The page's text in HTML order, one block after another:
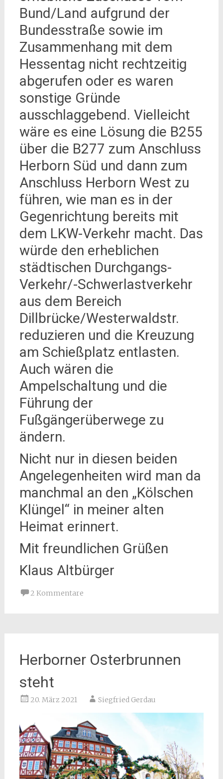
Bund/Land aufgrund der
Bundesstraße sowie im
Zusammenhang mit dem
Hessentag nicht rechtzeitig
abgerufen oder es waren
sonstige Gründe
ausschlaggebend. Vielleicht
wäre es eine Lösung die B255
über die B277 zum Anschluss
Herborn Süd und dann zum
Anschluss Herborn West zu
führen, wie man es in der
Gegenrichtung bereits mit
dem LKW-Verkehr macht. Das
würde den erheblichen
städtischen Durchgangs-
Verkehr/-Schwerlastverkehr
aus dem Bereich
Dillbrücke/Westerwaldstr.
reduzieren und die Kreuzung
am Schießplatz entlasten.
Auch wären die
Ampelschaltung und die
Führung der
Fußgängerüberwege zu
ändern.
Nicht nur in diesen beiden
Angelegenheiten wird man da
manchmal an den „Kölschen
Klüngel“ in meiner alten
Heimat erinnert.
Mit freundlichen Grüßen
Klaus Altbürger
2 Kommentare
Herborner Osterbrunnen
steht
20. März 2021 Siegfried Gerdau